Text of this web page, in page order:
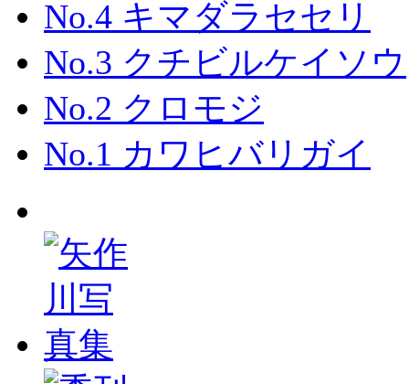
No.4 キマダラセセリ
No.3 クチビルケイソウ
No.2 クロモジ
No.1 カワヒバリガイ